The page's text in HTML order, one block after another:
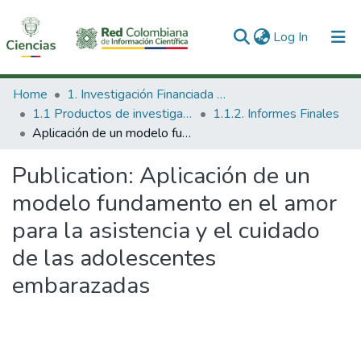
Log In (current)
Communities & Collections
All of DSpace
Home
1. Investigación Financiada con Recursos Públicos
1.1 Productos de investigación
1.1.2. Informes Finales
Aplicación de un modelo fundamento en el amor para la asistencia y el cuidado de las adolescentes embarazadas
Publication: Aplicación de un
modelo fundamento en el amor
para la asistencia y el cuidado
de las adolescentes
embarazadas